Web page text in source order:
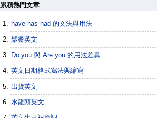
累積熱門文章
have has had 的文法與用法
聚餐英文
Do you 與 Are you 的用法差異
英文日期格式寫法與縮寫
出貨英文
水龍頭英文